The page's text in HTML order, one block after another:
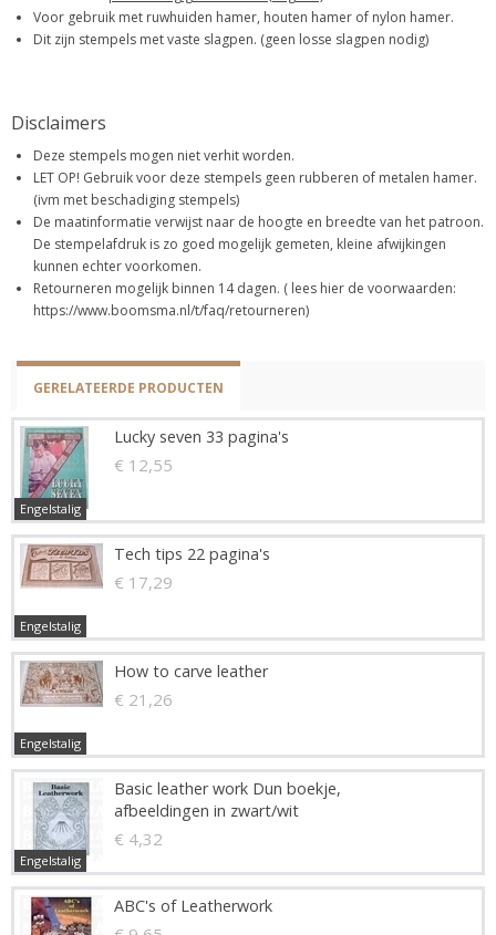
Voor gebruik met ruwhuiden hamer, houten hamer of nylon hamer.
Dit zijn stempels met vaste slagpen. (geen losse slagpen nodig)
Disclaimers
Deze stempels mogen niet verhit worden.
LET OP! Gebruik voor deze stempels geen rubberen of metalen hamer.
(ivm met beschadiging stempels)
De maatinformatie verwijst naar de hoogte en breedte van het patroon.
De stempelafdruk is zo goed mogelijk gemeten, kleine afwijkingen
kunnen echter voorkomen.
Retourneren mogelijk binnen 14 dagen. ( lees hier de voorwaarden:
https://www.boomsma.nl/t/faq/retourneren)
GERELATEERDE PRODUCTEN
Lucky seven 33 pagina's
€ 12,55
Engelstalig
Tech tips 22 pagina's
€ 17,29
Engelstalig
How to carve leather
€ 21,26
Engelstalig
Basic leather work Dun boekje,
afbeeldingen in zwart/wit
€ 4,32
Engelstalig
ABC's of Leatherwork